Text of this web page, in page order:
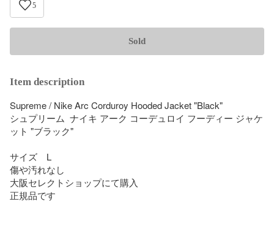
5
Sold
Item description
Supreme / Nike Arc Corduroy Hooded Jacket "Black"
シュプリーム  ナイキ アーク コーデュロイ フーディー ジャケ
ット "ブラック"
サイズ　L
傷や汚れなし
大阪セレクトショップにて購入
正規品です